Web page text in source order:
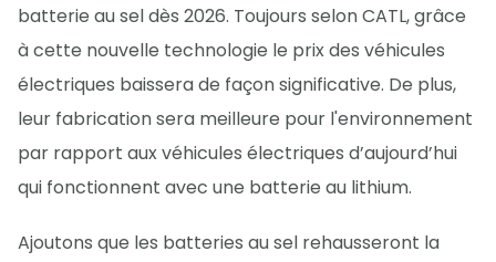
batterie au sel dès 2026. Toujours selon CATL, grâce
à cette nouvelle technologie le prix des véhicules
électriques baissera de façon significative. De plus,
leur fabrication sera meilleure pour l'environnement
par rapport aux véhicules électriques d’aujourd’hui
qui fonctionnent avec une batterie au lithium.
Ajoutons que les batteries au sel rehausseront la